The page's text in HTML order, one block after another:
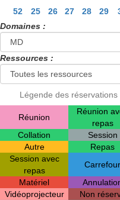
52
25 26 27 28 29
Domaines :
Ressources :
Légende des réservations
Réunion
Réunion
repas
Collation
Session
Autre
Repas
Session avec
repas
Carrefour
Matériel
Vidéoprojecteur
Non